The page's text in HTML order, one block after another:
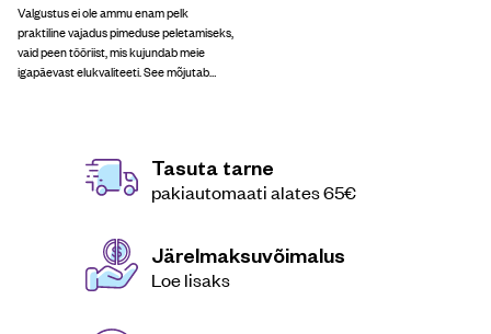
Valgustus ei ole ammu enam pelk
praktiline vajadus pimeduse peletamiseks,
vaid peen tööriist, mis kujundab meie
igapäevast elukvaliteeti. See mõjutab
Tasuta tarne
pakiautomaati alates 65€
Järelmaksuvõimalus
Loe lisaks